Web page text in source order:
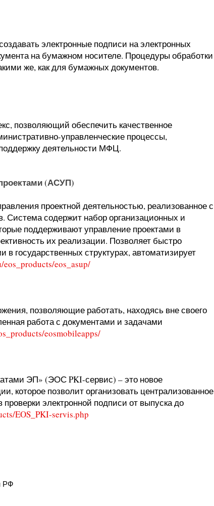
электронные подписи на электронных
на бумажном носителе. Процедуры обработки
же, как для бумажных документов.
позволяющий обеспечить качественное
управленческие процессы,
деятельности МФЦ.
(АСУП)
проектной деятельностью, реализованное с
Система содержит набор организационных и
поддерживают управление проектами в
их реализации. Позволяет быстро
государственных структурах, автоматизирует
eos_products/eos_asup/
позволяющие работать, находясь вне своего
работа с документами и задачами
eosmobileapps/
ЭП» (ЭОС PKI-сервис) – это новое
которое позволит организовать централизованное
электронной подписи от выпуска до
EOS_PKI-servis.php
РФ